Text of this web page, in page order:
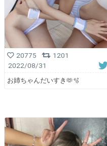
20775
1201
2022/08/31
お姉ちゃんだいすき🫶🫧